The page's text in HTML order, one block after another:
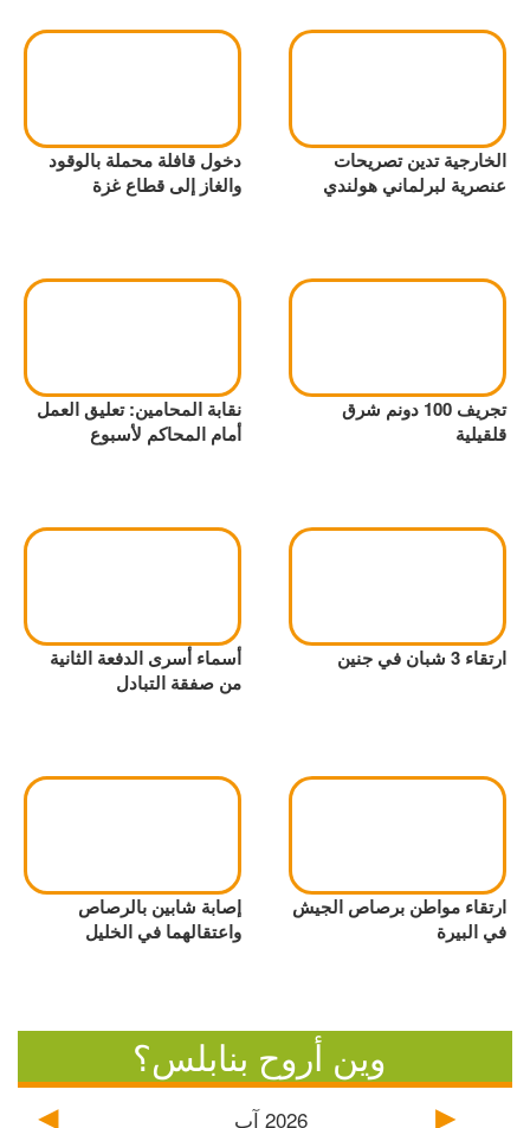
الخارجية تدين تصريحات
عنصرية لبرلماني هولندي
دخول قافلة محملة بالوقود
والغاز إلى قطاع غزة
تجريف 100 دونم شرق
قلقيلية
نقابة المحامين: تعليق العمل
أمام المحاكم لأسبوع
ارتقاء 3 شبان في جنين
أسماء أسرى الدفعة الثانية
من صفقة التبادل
ارتقاء مواطن برصاص الجيش
في البيرة
إصابة شابين بالرصاص
واعتقالهما في الخليل
وين أروح بنابلس؟
2026 آب